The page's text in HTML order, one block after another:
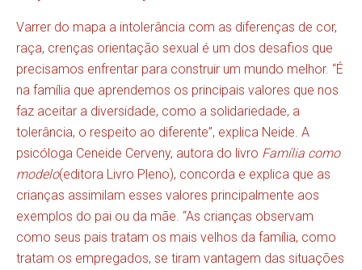
Varrer do mapa a intolerância com as diferenças de cor,
raça, crenças orientação sexual é um dos desafios que
precisamos enfrentar para construir um mundo melhor. “É
na família que aprendemos os principais valores que nos
faz aceitar a diversidade, como a solidariedade, a
tolerância, o respeito ao diferente”, explica Neide. A
psicóloga Ceneide Cerveny, autora do livro Família como
modelo(editora Livro Pleno), concorda e explica que as
crianças assimilam esses valores principalmente aos
exemplos do pai ou da mãe. “As crianças observam
como seus pais tratam os mais velhos da família, como
tratam os empregados, se tiram vantagem das situações